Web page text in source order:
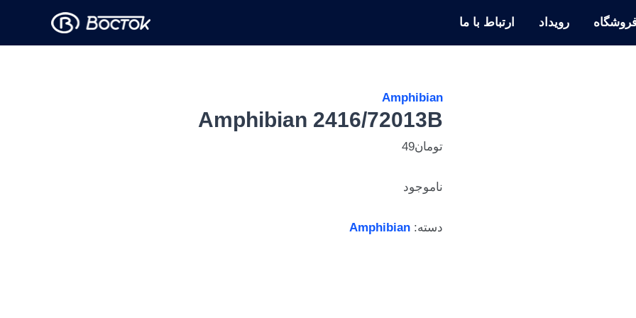
رویداد ارتباط با ما
Amphibian
Amphibian 2416/72013B
تومان49
ناموجود
دسته: Amphibian